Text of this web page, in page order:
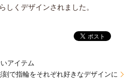
しくデザインされました。
アイテム
刻で指輪をそれぞれ好きなデザインに